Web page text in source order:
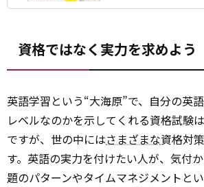
資格ではなく実力を求めよう
英語学習という“大海原”で、自分の英
レベルなのかを示してくれる資格試験
ですが、世の中にはさまざまな資格対
す。英語の実力を付けたい人が、気付
題のパターンやタイムマネジメントと